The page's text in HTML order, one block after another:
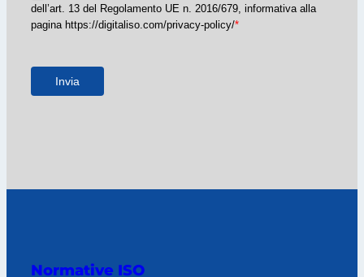
dell’art. 13 del Regolamento UE n. 2016/679, informativa alla
pagina https://digitaliso.com/privacy-policy/*
Invia
Normative ISO